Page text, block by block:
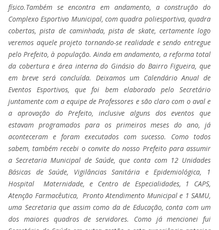
físico.Também se encontra em andamento, a construção do
Complexo Esportivo Municipal, com quadra poliesportiva, quadra
cobertas, pista de caminhada, pista de skate, certamente logo
veremos aquele projeto tornando-se realidade e sendo entregue
pelo Prefeito, à população. Ainda em andamento, a reforma total
da cobertura e área interna do Ginásio do Bairro Figueira, que
em breve será concluída. Deixamos um Calendário Anual de
Eventos Esportivos, que foi bem elaborado pelo Secretário
juntamente com a equipe de Professores e são claro com o aval e
a aprovação do Prefeito, inclusive alguns dos eventos que
estavam programados para os primeiros meses do ano, já
aconteceram e foram executados com sucesso. Como todos
sabem, também recebi o convite do nosso Prefeito para assumir
a Secretaria Municipal de Saúde, que conta com 12 Unidades
Básicas de Saúde, Vigilâncias Sanitária e Epidemiológica, 1
Hospital Maternidade, e Centro de Especialidades, 1 CAPS,
Atenção Farmacêutica, Pronto Atendimento Municipal e 1 SAMU,
uma Secretaria que assim como da de Educação, conta com um
dos maiores quadros de servidores. Como já mencionei fui